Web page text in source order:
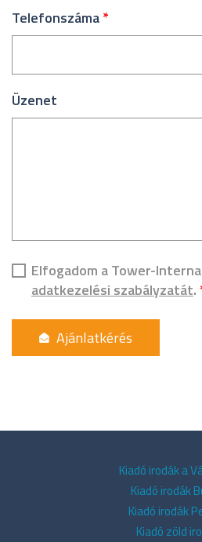
Telefonszáma*
Üzenet
Elfogadom a Tower-
adatkezelési szabályzatát.
Kiadó irodák a
Kiadó irodák
Kiadó irodák
Kiadó zöld